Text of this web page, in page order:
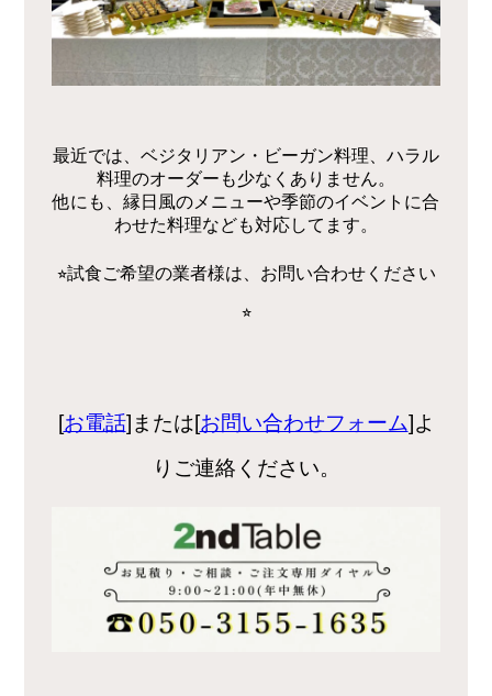
最近では、ベジタリアン・ビーガン料理、ハラル
料理のオーダーも少なくありません。
他にも、縁日風のメニューや季節のイベントに合
わせた料理なども対応してます。
⭐︎試食ご希望の業者様は、お問い合わせください
⭐︎
[お電話]または[お問い合わせフォーム]よ
りご連絡ください。